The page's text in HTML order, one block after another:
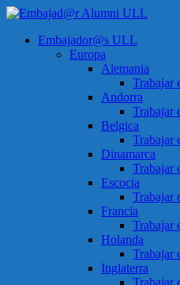
Saltar
contenido
Embajad@r
Menú
Embajador@s ULL
Europa
Alemania
Trabajar
Andorra
Trabajar
Belgica
Trabajar
Dinamarca
Trabajar
Escocia
Trabajar
Francia
Trabajar
Holanda
Trabajar
Inglaterra
Trabajar